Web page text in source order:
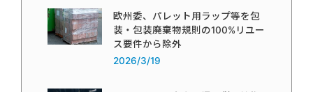
欧州委、パレット用ラップ等を包
装・包装廃棄物規則の100%リユー
ス要件から除外
2026/3/19